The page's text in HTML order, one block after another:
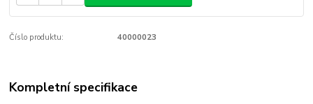
Číslo produktu: 40000023
Kompletní specifikace